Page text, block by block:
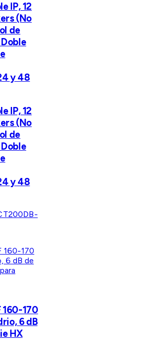
IP, 12
(No
de
y 48
IP, 12
(No
de
y 48
160-170
6 dB
HX